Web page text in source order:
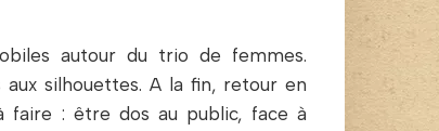
autour du trio de femmes.
silhouettes. A la fin, retour en
faire : être dos au public, face à